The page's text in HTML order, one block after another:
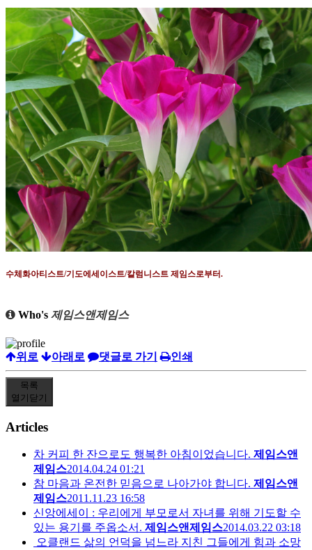
수체화아티스트/기도에세이스트/칼럼니스트 제임스로부터.
Who's 제임스앤제임스
위로 아래로 댓글로 가기 인쇄
목록
열기 닫기
Articles
차 커피 한 잔으로도 행복한 아침이었습니다. 제임스앤
제임스2014.04.24 01:21
참 마음과 온전한 믿음으로 나아가야 합니다. 제임스앤
제임스2011.11.23 16:58
신앙에세이 : 우리에게 부모로서 자녀를 위해 기도할 수
있는 용기를 주옵소서. 제임스앤제임스2014.03.22 03:18
오클랜드 삶의 언덕을 넘느라 지친 그들에게 힘과 소망